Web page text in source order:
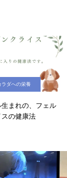
ラダへの栄養
まれの、フェル
の健康法